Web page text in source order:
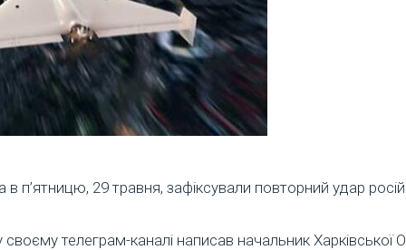
в п’ятницю, 29 травня, зафіксували повторний удар
телеграм-каналі написав начальник Харківської